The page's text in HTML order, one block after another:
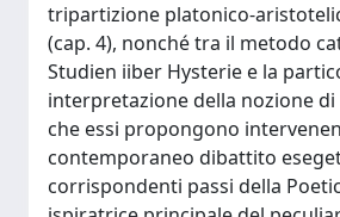
tripartizione platonico-
(cap. 4), nonché tra il metodo
Studien iiber Hysterie e la
interpretazione della nozione di
che essi propongono
contemporaneo dibattito
corrispondenti passi della